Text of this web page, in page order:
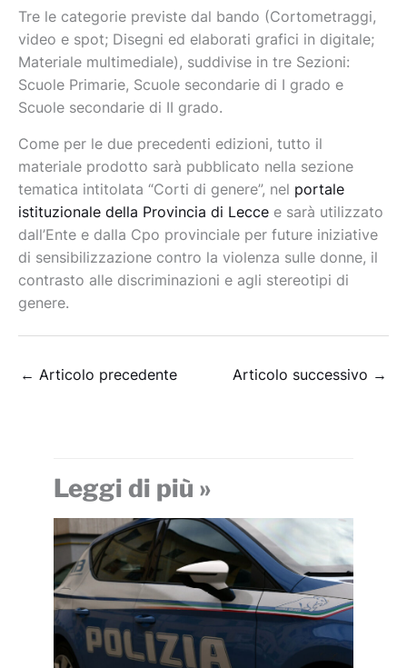
Tre le categorie previste dal bando (Cortometraggi,
video e spot; Disegni ed elaborati grafici in digitale;
Materiale multimediale), suddivise in tre Sezioni:
Scuole Primarie, Scuole secondarie di I grado e
Scuole secondarie di II grado.
Come per le due precedenti edizioni, tutto il
materiale prodotto sarà pubblicato nella sezione
tematica intitolata “Corti di genere”, nel portale
istituzionale della Provincia di Lecce e sarà utilizzato
dall’Ente e dalla Cpo provinciale per future iniziative
di sensibilizzazione contro la violenza sulle donne, il
contrasto alle discriminazioni e agli stereotipi di
genere.
← Articolo precedente Articolo successivo →
Leggi di più »